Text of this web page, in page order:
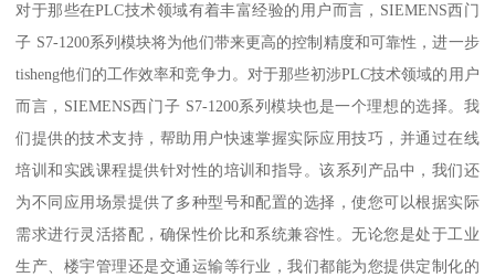
对于那些在PLC技术领域有着丰富经验的用户而言，SIEMENS西门
子 S7-1200系列模块将为他们带来更高的控制精度和可靠性，进一步
tisheng他们的工作效率和竞争力。对于那些初涉PLC技术领域的用户
而言，SIEMENS西门子 S7-1200系列模块也是一个理想的选择。我
们提供的技术支持，帮助用户快速掌握实际应用技巧，并通过在线
培训和实践课程提供针对性的培训和指导。该系列产品中，我们还
为不同应用场景提供了多种型号和配置的选择，使您可以根据实际
需求进行灵活搭配，确保性价比和系统兼容性。无论您是处于工业
生产、楼宇管理还是交通运输等行业，我们都能为您提供定制化的